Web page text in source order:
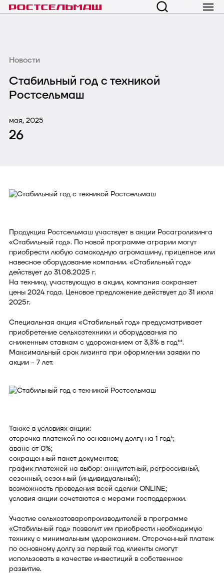
Новости
Стабильный год с техникой
Ростсельмаш
мая, 2025
26
Продукция Ростсельмаш участвует в акции Росагролизинга
«Стабильный год». По новой программе аграрии могут
приобрести любую самоходную агромашину, прицепное или
навесное оборудование компании. «Стабильный год»
действует до 31.08.2025 г.
На технику, участвующую в акции, компания сохраняет
цены 2024 года. Ценовое предложение действует до 31 июля
2025г.
Специальная акция «Стабильный год» предусматривает
приобретение сельхозтехники и оборудования по
сниженным ставкам с удорожанием от 3,3% в год**.
Максимальный срок лизинга при оформлении заявки по
акции - 7 лет.
Также в условиях акции:
отсрочка платежей по основному долгу на 1 год*;
аванс от 0%;
сокращенный пакет документов;
график платежей на выбор: аннуитетный, регрессивный,
сезонный, сезонный (индивидуальный);
возможность проведения всей сделки ONLINE;
условия акции сочетаются с мерами господдержки.
Участие сельхозтоваропроизводителей в программе
«Стабильный год» позволит им приобрести необходимую
технику с минимальным удорожанием. Отсроченный платеж
по основному долгу за первый год клиенты смогут
использовать в качестве инвестиций в собственное
развитие.